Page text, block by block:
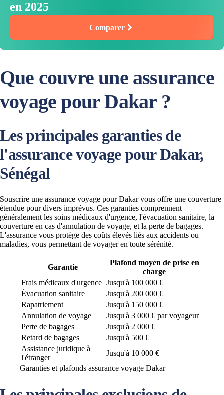
en 2025
Comparer
Que couvre une assurance
voyage pour Dakar ?
Les principales garanties de
l'assurance voyage pour Dakar,
Sénégal
Souscrire une assurance voyage pour Dakar vous offre une couverture
étendue pour divers imprévus. Ces garanties comprennent
généralement les soins médicaux d'urgence, l'évacuation sanitaire, la
couverture en cas d'annulation de voyage, et la perte de bagages.
L'assurance vous protège des coûts élevés liés aux accidents ou
maladies, vous permettant de voyager en toute sérénité.
Garantie
Plafond moyen de prise en
charge
Frais médicaux d'urgence Jusqu'à 100 000 €
Évacuation sanitaire
Jusqu'à 200 000 €
Rapatriement
Jusqu'à 150 000 €
Annulation de voyage
Jusqu'à 3 000 € par voyageur
Perte de bagages
Jusqu'à 2 000 €
Retard de bagages
Jusqu'à 500 €
Assistance juridique à
l'étranger
Jusqu'à 10 000 €
Garanties et plafonds assurance voyage Dakar